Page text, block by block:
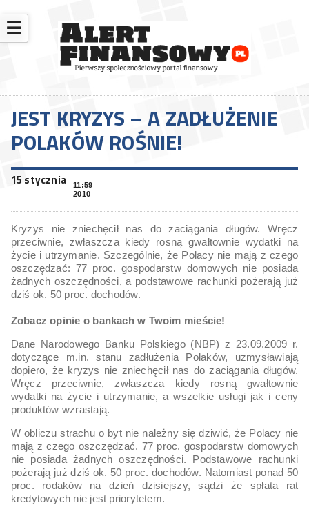
☰
JEST KRYZYS – A ZADŁUŻENIE
POLAKÓW ROŚNIE!
15 stycznia
11:59
2010
Kryzys nie zniechęcił nas do zaciągania długów. Wręcz
przeciwnie, zwłaszcza kiedy rosną gwałtownie wydatki na
życie i utrzymanie. Szczególnie, że Polacy nie mają z czego
oszczędzać: 77 proc. gospodarstw domowych nie posiada
żadnych oszczędności, a podstawowe rachunki pożerają już
dziś ok. 50 proc. dochodów.
Zobacz opinie o bankach w Twoim mieście!
Dane Narodowego Banku Polskiego (NBP) z 23.09.2009 r.
dotyczące m.in. stanu zadłużenia Polaków, uzmysławiają
dopiero, że kryzys nie zniechęcił nas do zaciągania długów.
Wręcz przeciwnie, zwłaszcza kiedy rosną gwałtownie
wydatki na życie i utrzymanie, a wszelkie usługi jak i ceny
produktów wzrastają.
W obliczu strachu o byt nie należny się dziwić, że Polacy nie
mają z czego oszczędzać. 77 proc. gospodarstw domowych
nie posiada żadnych oszczędności. Podstawowe rachunki
pożerają już dziś ok. 50 proc. dochodów. Natomiast ponad 50
proc. rodaków na dzień dzisiejszy, sądzi że spłata rat
kredytowych nie jest priorytetem.